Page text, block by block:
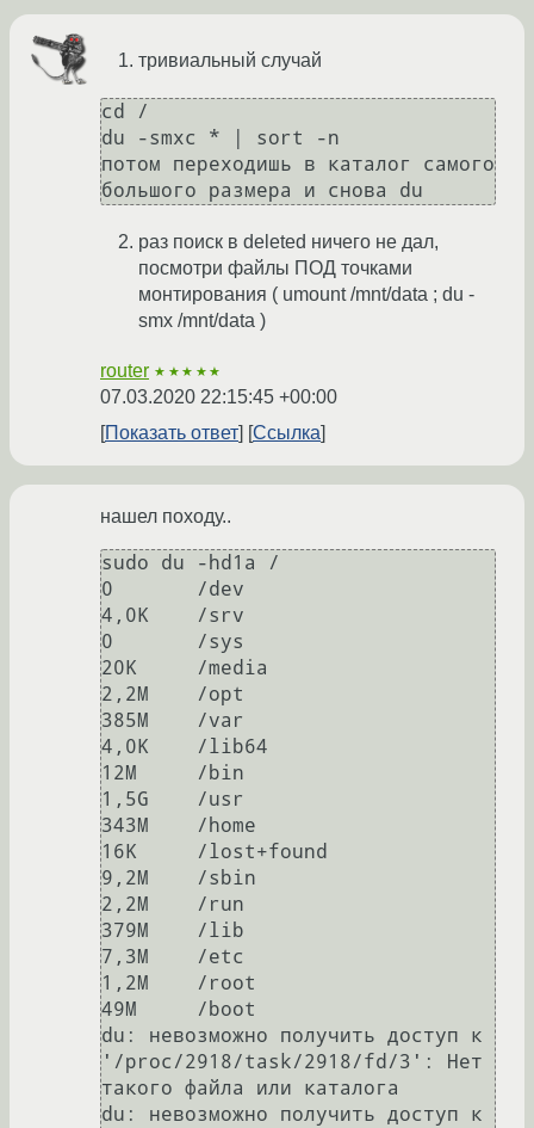
тривиальный случай
cd /
du -smxc * | sort -n
потом переходишь в каталог самого
раз поиск в deleted ничего не дал,
посмотри файлы ПОД точками
монтирования ( umount /mnt/data ; du -
smx /mnt/data )
router ★★★★★
07.03.2020 22:15:45 +00:00
Показать ответ
Ссылка
нашел походу..
sudo du -hd1a /
0       /dev
4,0K    /srv
0       /sys
20K     /media
2,2M    /opt
385M    /var
4,0K    /lib64
12M     /bin
1,5G    /usr
343M    /home
16K     /lost+found
9,2M    /sbin
2,2M    /run
379M    /lib
7,3M    /etc
1,2M    /root
49M     /boot
du: невозможно получить доступ к
'/proc/2918/task/2918/fd/3': Нет
такого файла или каталога
du: невозможно получить доступ к